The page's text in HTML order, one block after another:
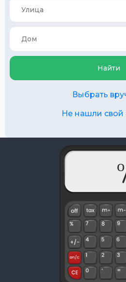
Найти
Выбрать
Не нашли свой